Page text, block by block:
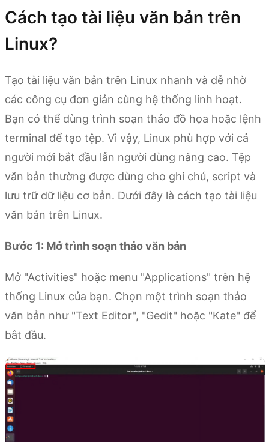
Cách tạo tài liệu văn bản trên
Linux?
Tạo tài liệu văn bản trên Linux nhanh và dễ nhờ
các công cụ đơn giản cùng hệ thống linh hoạt.
Bạn có thể dùng trình soạn thảo đồ họa hoặc lệnh
terminal để tạo tệp. Vì vậy, Linux phù hợp với cả
người mới bắt đầu lẫn người dùng nâng cao. Tệp
văn bản thường được dùng cho ghi chú, script và
lưu trữ dữ liệu cơ bản. Dưới đây là cách tạo tài liệu
văn bản trên Linux.
Bước 1: Mở trình soạn thảo văn bản
Mở "Activities" hoặc menu "Applications" trên hệ
thống Linux của bạn. Chọn một trình soạn thảo
văn bản như "Text Editor", "Gedit" hoặc "Kate" để
bắt đầu.